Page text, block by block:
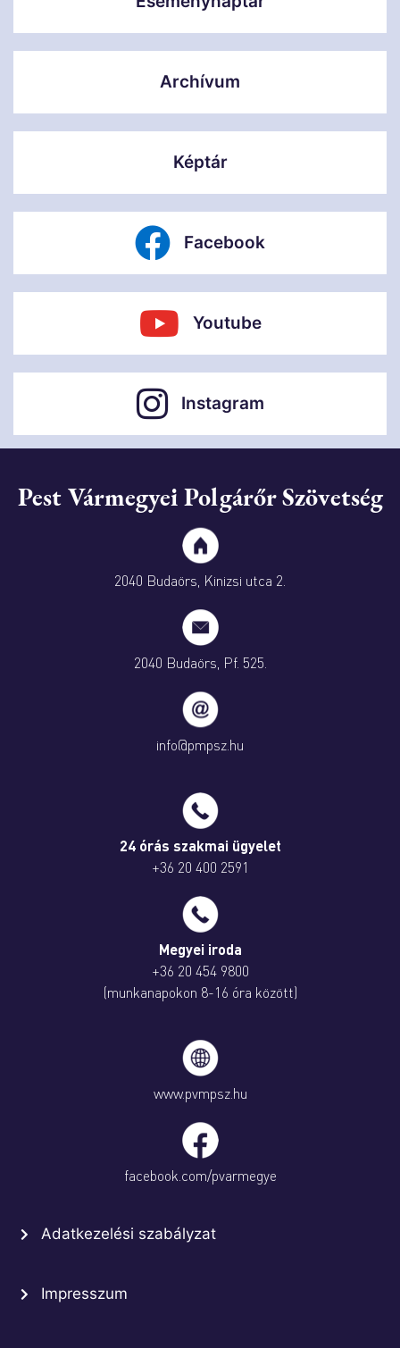
Archívum
Képtár
Facebook
Youtube
Instagram
Pest Vármegyei Polgárőr Szövetség
2040 Budaörs, Kinizsi utca 2.
2040 Budaörs, Pf. 525.
info@pmpsz.hu
24 órás szakmai ügyelet
+36 20 400 2591
Megyei iroda
+36 20 454 9800
(munkanapokon 8-16 óra között)
www.pvmpsz.hu
facebook.com/pvarmegye
Adatkezelési szabályzat
Impresszum